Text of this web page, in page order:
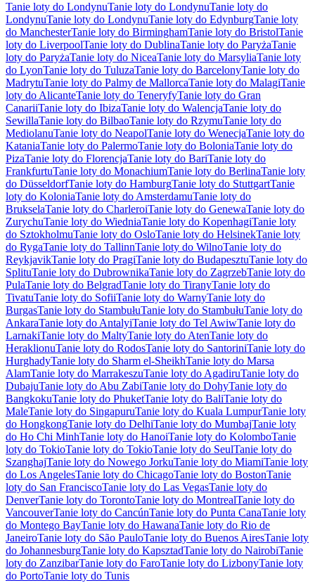
Tanie loty do LondynuTanie loty do LondynuTanie loty do
LondynuTanie loty do LondynuTanie loty do EdynburgTanie loty
do ManchesterTanie loty do BirminghamTanie loty do BristolTanie
loty do LiverpoolTanie loty do DublinaTanie loty do ParyżaTanie
loty do ParyżaTanie loty do NiceaTanie loty do MarsyliaTanie loty
do LyonTanie loty do TuluzaTanie loty do BarcelonyTanie loty do
MadrytuTanie loty do Palmy de MallorcaTanie loty do MalagiTanie
loty do AlicanteTanie loty do TeneryfyTanie loty do Gran
CanariiTanie loty do IbizaTanie loty do WalencjaTanie loty do
SewillaTanie loty do BilbaoTanie loty do RzymuTanie loty do
MediolanuTanie loty do NeapolTanie loty do WenecjaTanie loty do
KataniaTanie loty do PalermoTanie loty do BoloniaTanie loty do
PizaTanie loty do FlorencjaTanie loty do BariTanie loty do
FrankfurtuTanie loty do MonachiumTanie loty do BerlinaTanie loty
do DüsseldorfTanie loty do HamburgTanie loty do StuttgartTanie
loty do KoloniaTanie loty do AmsterdamuTanie loty do
BrukselaTanie loty do CharleroiTanie loty do GenewaTanie loty do
ZurychuTanie loty do WiedniaTanie loty do KopenhagiTanie loty
do SztokholmuTanie loty do OsloTanie loty do HelsinekTanie loty
do RygaTanie loty do TallinnTanie loty do WilnoTanie loty do
ReykjavikTanie loty do PragiTanie loty do BudapesztuTanie loty do
SplituTanie loty do DubrownikaTanie loty do ZagrzebTanie loty do
PulaTanie loty do BelgradTanie loty do TiranyTanie loty do
TivatuTanie loty do SofiiTanie loty do WarnyTanie loty do
BurgasTanie loty do StambułuTanie loty do StambułuTanie loty do
AnkaraTanie loty do AntalyiTanie loty do Tel AwiwTanie loty do
LarnakiTanie loty do MaltyTanie loty do AtenTanie loty do
HeraklionuTanie loty do RodosTanie loty do SantoriniTanie loty do
HurghadyTanie loty do Sharm el-SheikhTanie loty do Marsa
AlamTanie loty do MarrakeszuTanie loty do AgadiruTanie loty do
DubajuTanie loty do Abu ZabiTanie loty do DohyTanie loty do
BangkokuTanie loty do PhuketTanie loty do BaliTanie loty do
MaleTanie loty do SingapuruTanie loty do Kuala LumpurTanie loty
do HongkongTanie loty do DelhiTanie loty do MumbajTanie loty
do Ho Chi MinhTanie loty do HanoiTanie loty do KolomboTanie
loty do TokioTanie loty do TokioTanie loty do SeulTanie loty do
SzanghajTanie loty do Nowego JorkuTanie loty do MiamiTanie loty
do Los AngelesTanie loty do ChicagoTanie loty do BostonTanie
loty do San FranciscoTanie loty do Las VegasTanie loty do
DenverTanie loty do TorontoTanie loty do MontrealTanie loty do
VancouverTanie loty do CancúnTanie loty do Punta CanaTanie loty
do Montego BayTanie loty do HawanaTanie loty do Rio de
JaneiroTanie loty do São PauloTanie loty do Buenos AiresTanie loty
do JohannesburgTanie loty do KapsztadTanie loty do NairobiTanie
loty do ZanzibarTanie loty do FaroTanie loty do LizbonyTanie loty
do PortoTanie loty do Tunis